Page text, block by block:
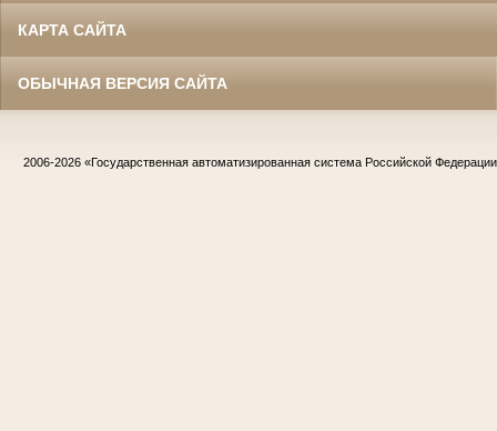
КАРТА САЙТА
ОБЫЧНАЯ ВЕРСИЯ САЙТА
2006-2026 «Государственная автоматизированная система Российской